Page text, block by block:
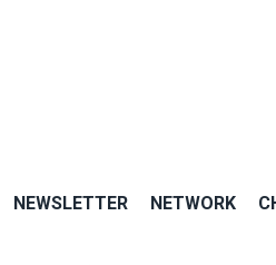
NEWSLETTER NETWORK